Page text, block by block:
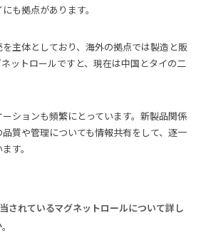
も拠点があります。
主体としており、海外の拠点では製造と販
ットロールですと、現在は中国とタイの二
ションも頻繁にとっています。新製品関係
質や管理についても情報共有をして、逐一
す。
されているマグネットロールについて詳し